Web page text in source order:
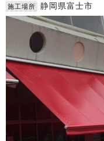
施工場所 静岡県富士市